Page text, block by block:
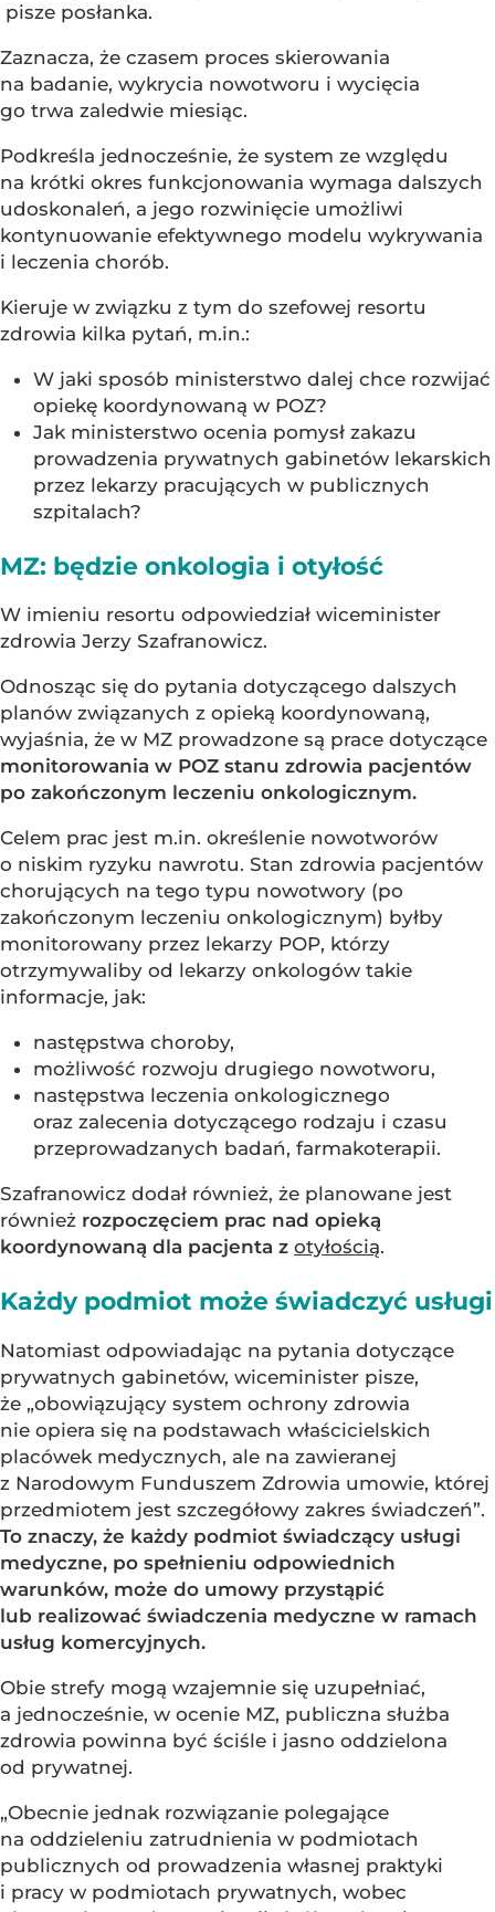
pisze posłanka.
Zaznacza, że czasem proces skierowania
na badanie, wykrycia nowotworu i wycięcia
go trwa zaledwie miesiąc.
Podkreśla jednocześnie, że system ze względu
na krótki okres funkcjonowania wymaga dalszych
udoskonaleń, a jego rozwinięcie umożliwi
kontynuowanie efektywnego modelu wykrywania
i leczenia chorób.
Kieruje w związku z tym do szefowej resortu
zdrowia kilka pytań, m.in.:
W jaki sposób ministerstwo dalej chce rozwijać
opiekę koordynowaną w POZ?
Jak ministerstwo ocenia pomysł zakazu
prowadzenia prywatnych gabinetów lekarskich
przez lekarzy pracujących w publicznych
szpitalach?
MZ: będzie onkologia i otyłość
W imieniu resortu odpowiedział wiceminister
zdrowia Jerzy Szafranowicz.
Odnosząc się do pytania dotyczącego dalszych
planów związanych z opieką koordynowaną,
wyjaśnia, że w MZ prowadzone są prace dotyczące
monitorowania w POZ stanu zdrowia pacjentów
po zakończonym leczeniu onkologicznym.
Celem prac jest m.in. określenie nowotworów
o niskim ryzyku nawrotu. Stan zdrowia pacjentów
chorujących na tego typu nowotwory (po
zakończonym leczeniu onkologicznym) byłby
monitorowany przez lekarzy POP, którzy
otrzymywaliby od lekarzy onkologów takie
informacje, jak:
następstwa choroby,
możliwość rozwoju drugiego nowotworu,
następstwa leczenia onkologicznego
oraz zalecenia dotyczącego rodzaju i czasu
przeprowadzanych badań, farmakoterapii.
Szafranowicz dodał również, że planowane jest
również rozpoczęciem prac nad opieką
koordynowaną dla pacjenta z otyłością.
Każdy podmiot może świadczyć usługi
Natomiast odpowiadając na pytania dotyczące
prywatnych gabinetów, wiceminister pisze,
że „obowiązujący system ochrony zdrowia
nie opiera się na podstawach właścicielskich
placówek medycznych, ale na zawieranej
z Narodowym Funduszem Zdrowia umowie, której
przedmiotem jest szczegółowy zakres świadczeń”.
To znaczy, że każdy podmiot świadczący usługi
medyczne, po spełnieniu odpowiednich
warunków, może do umowy przystąpić
lub realizować świadczenia medyczne w ramach
usług komercyjnych.
Obie strefy mogą wzajemnie się uzupełniać,
a jednocześnie, w ocenie MZ, publiczna służba
zdrowia powinna być ściśle i jasno oddzielona
od prywatnej.
„Obecnie jednak rozwiązanie polegające
na oddzieleniu zatrudnienia w podmiotach
publicznych od prowadzenia własnej praktyki
i pracy w podmiotach prywatnych, wobec